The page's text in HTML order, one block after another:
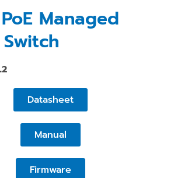
Managed
Datasheet
Manual
Firmware